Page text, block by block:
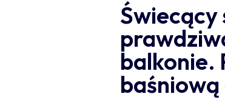
Świecący
balkonie.
baśniową